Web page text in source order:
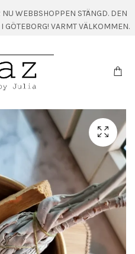
WEBBSHOPPEN STÄNGD. DEN
GÖTEBORG! VARMT VÄLKOMMEN.